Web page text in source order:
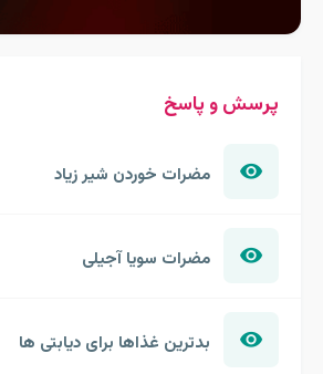
پرسش و پاسخ
مضرات خوردن شیر زیاد
مضرات سویا آجیلی
بدترین غذاها برای دیابتی ها